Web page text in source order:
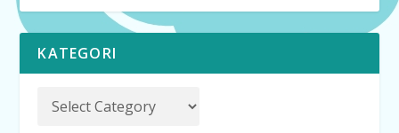
KATEGORI